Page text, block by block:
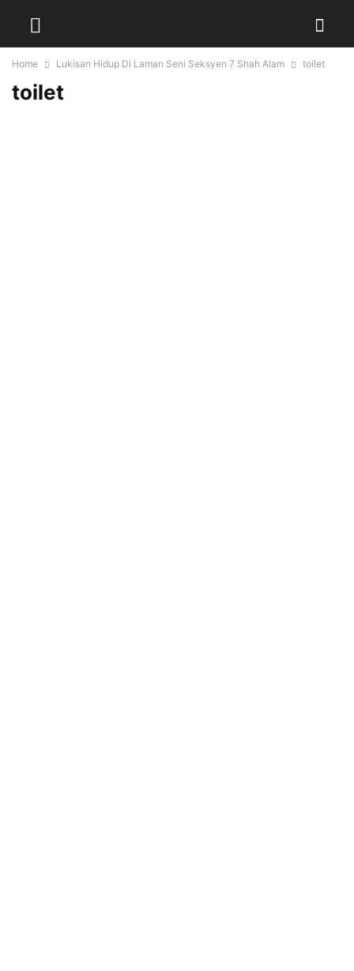
Home Lukisan Hidup Di Laman Seni Seksyen 7 Shah Alam toilet
toilet